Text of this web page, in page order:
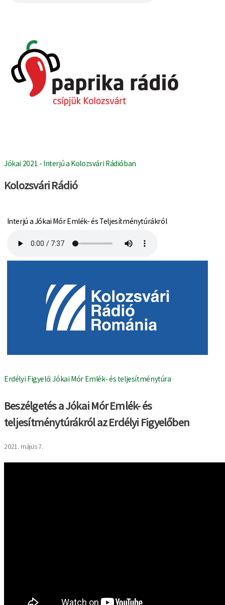
Jókai 2021 - Interjú a Kolozsvári Rádióban
Kolozsvári Rádió
Interjú a Jókai Mór Emlék- és Teljesítménytúrákról
Erdélyi Figyelő: Jókai Mór Emlék- és teljesítménytúra
Beszélgetés a Jókai Mór Emlék- és
teljesítménytúrákról az Erdélyi Figyelőben
2021. május 7.